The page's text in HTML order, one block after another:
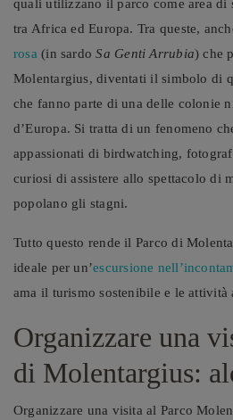
quali utilizzano il parco come area di
tra Africa ed Europa. Tra queste,
rosa (in sardo Sa Genti Arrubia) che
Molentargius, diventati il simbolo di
che fanno parte di una delle colonie
d’Europa. Si tratta di un fenomeno
appassionati di birdwatching,
curiosi di assistere allo spettacolo di
popolano gli stagni.
Tutto questo rende il Parco di
ideale per un’escursione
ama il turismo sostenibile e le attività
Organizzare una
di Molentargius:
Organizzare una visita al Parco